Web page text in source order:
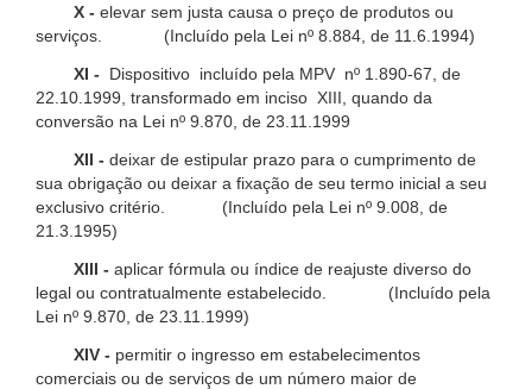
X - elevar sem justa causa o preço de produtos ou
serviços. (Incluído pela Lei nº 8.884, de 11.6.1994)
XI -
Dispositivo incluído pela MPV nº 1.890-67, de
22.10.1999, transformado em inciso XIII, quando da
conversão na Lei nº 9.870, de 23.11.1999
XII - deixar de estipular prazo para o cumprimento de
sua obrigação ou deixar a fixação de seu termo inicial a seu
exclusivo critério. (Incluído pela Lei nº 9.008, de
21.3.1995)
XIII - aplicar fórmula ou índice de reajuste diverso do
legal ou contratualmente estabelecido. (Incluído pela
Lei nº 9.870, de 23.11.1999)
XIV - permitir o ingresso em estabelecimentos
comerciais ou de serviços de um número maior de